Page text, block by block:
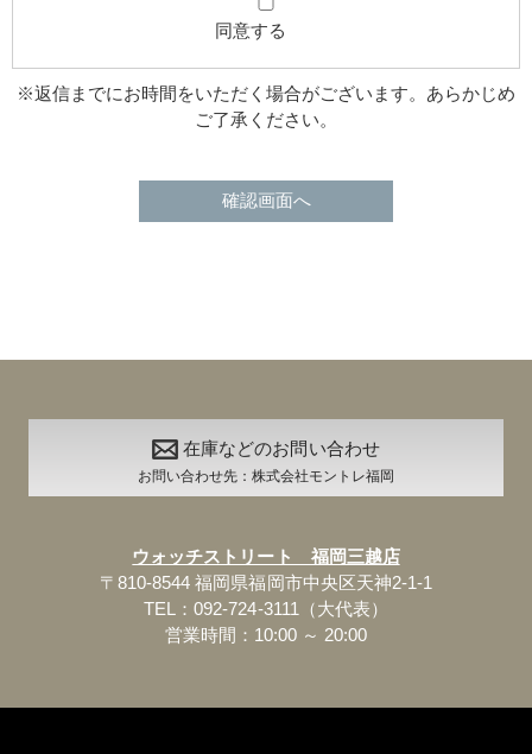
同意する
※返信までにお時間をいただく場合がございます。あらかじめ
ご了承ください。
在庫などのお問い合わせ
お問い合わせ先：株式会社モントレ福岡
ウォッチストリート 福岡三越店
〒810-8544 福岡県福岡市中央区天神2-1-1
TEL：092-724-3111（大代表）
営業時間：10:00 ～ 20:00